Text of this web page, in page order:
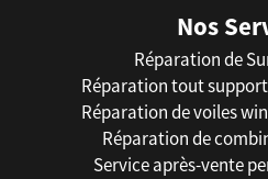
Nos
Réparation de
Réparation tout
Réparation de voiles
Réparation de
Service après-vente